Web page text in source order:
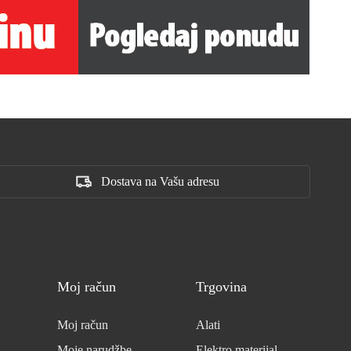
Dostava na Vašu adresu
Moj račun
Moj račun
Trgovina
Alati